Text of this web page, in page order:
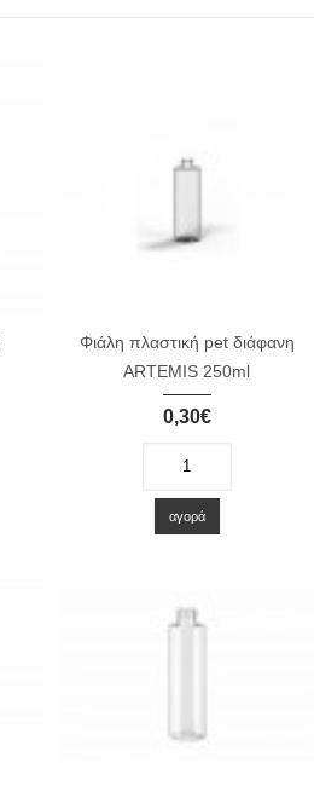
Φιάλη πλαστική pet διάφανη
ARTEMIS 250ml
0,30€
αγορά